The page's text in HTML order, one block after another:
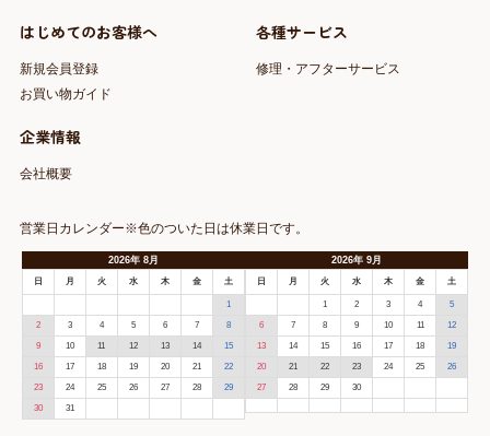
はじめてのお客様へ
新規会員登録
お買い物ガイド
各種サービス
修理・アフターサービス
企業情報
会社概要
営業日カレンダー※色のついた日は休業日です。
2026年 8月
日 月 火 水 木 金 土
1
2 3 4 5 6 7 8
9 10 11 12 13 14 15
16 17 18 19 20 21 22
23 24 25 26 27 28 29
30 31
2026年9月
日 月 火 水 木 金 土
1 2 3 4 5
6 7 8 9 10 11 12
13 14 15 16 17 18 19
20 21 22 23 24 25 26
27 28 29 30